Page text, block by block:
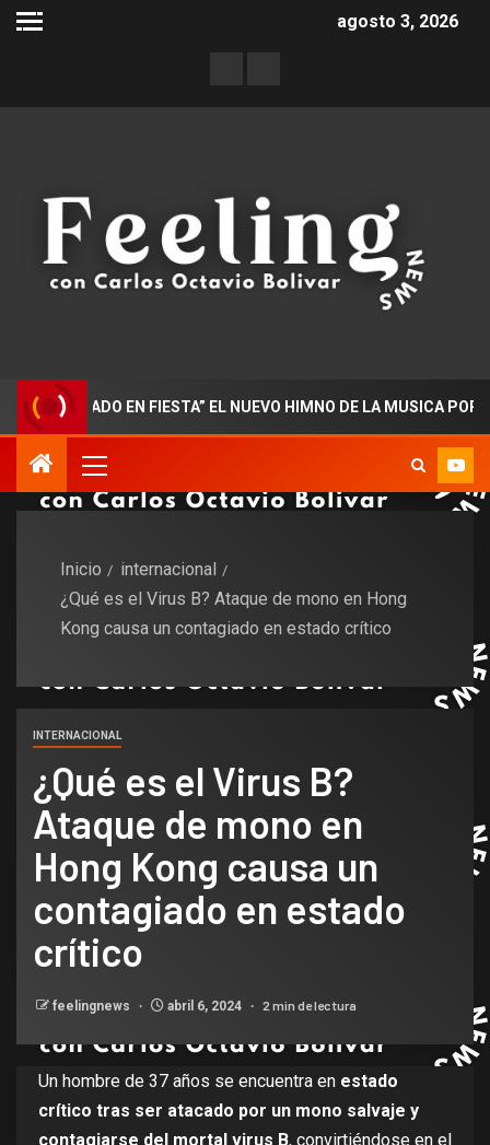
agosto 3, 2026
EN FIESTA” EL NUEVO HIMNO DE LA MUSICA POPULAR
Inicio
internacional
¿Qué es el Virus B? Ataque de mono en Hong
Kong causa un contagiado en estado crítico
INTERNACIONAL
¿Qué es el Virus B?
Ataque de mono en
Hong Kong causa un
contagiado en estado
crítico
feelingnews abril 6, 2024 2 min de lectura
Un hombre de 37 años se encuentra en estado
crítico tras ser atacado por un mono salvaje y
contagiarse del mortal virus B, convirtiéndose en el